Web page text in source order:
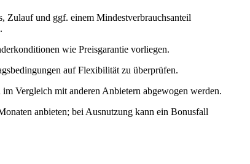
Zulauf und ggf. einem Mindestverbrauchsanteil
wie Preisgarantie vorliegen.
auf Flexibilität zu überprüfen.
Vergleich mit anderen Anbietern abgewogen werden.
anbieten; bei Ausnutzung kann ein Bonusfall